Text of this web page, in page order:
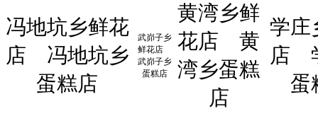
冯地坑乡鲜花
店
冯地坑乡
蛋糕店
武峁子乡
鲜花店
武峁子乡
蛋糕店
黄湾乡鲜
花店
黄
湾乡蛋糕
店
学庄
店
蛋